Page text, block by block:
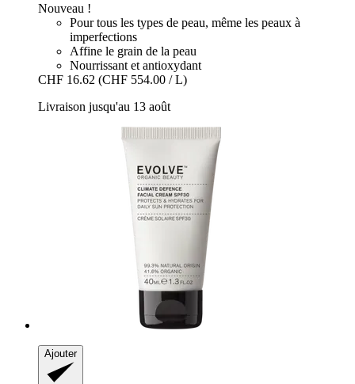
Nouveau !
Pour tous les types de peau, même les peaux à
imperfections
Affine le grain de la peau
Nourrissant et antioxydant
CHF 16.62 (CHF 554.00 / L)
Livraison jusqu'au 13 août
Ajouter